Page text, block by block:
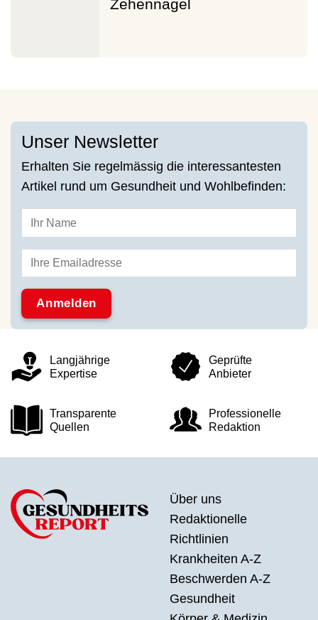
Zehennagel
Unser Newsletter
Erhalten Sie regelmässig die interessantesten
Artikel rund um Gesundheit und Wohlbefinden:
Langjährige
Expertise
Geprüfte
Anbieter
Transparente
Quellen
Professionelle
Redaktion
Über uns
Redaktionelle
Richtlinien
Krankheiten A-Z
Beschwerden A-Z
Gesundheit